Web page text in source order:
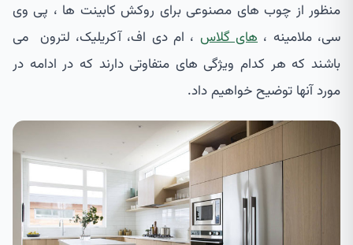
منظور از چوب های مصنوعی برای روکش کابینت ها ، پی وی
سی، ملامینه ، های گلاس ، ام دی اف، آکریلیک، لترون می
باشند که هر کدام ویژگی های متفاوتی دارند که در ادامه در
مورد آنها توضیح خواهیم داد.